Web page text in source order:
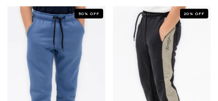
50 % OFF 20 % OFF